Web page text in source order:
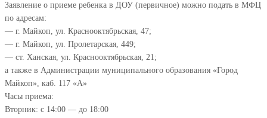
Заявление о приеме ребенка в ДОУ (первичное) можно подать в МФЦ
по адресам:
— г. Майкоп, ул. Краснооктябрьская, 47;
— г. Майкоп, ул. Пролетарская, 449;
— ст. Ханская, ул. Краснооктябрьская, 21;
а также в Администрации муниципального образования «Город
Майкоп», каб. 117 «А»
Часы приема:
Вторник: с 14:00 — до 18:00